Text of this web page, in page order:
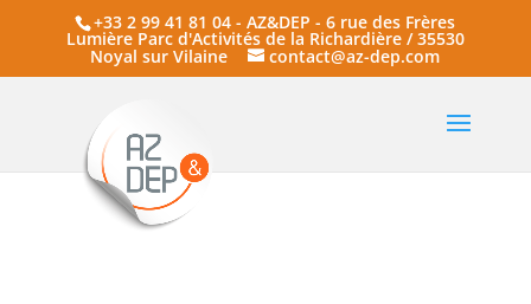
+33 2 99 41 81 04 - AZ&DEP - 6 rue des Frères
Lumière Parc d'Activités de la Richardière / 35530
Noyal sur Vilaine contact@az-dep.com